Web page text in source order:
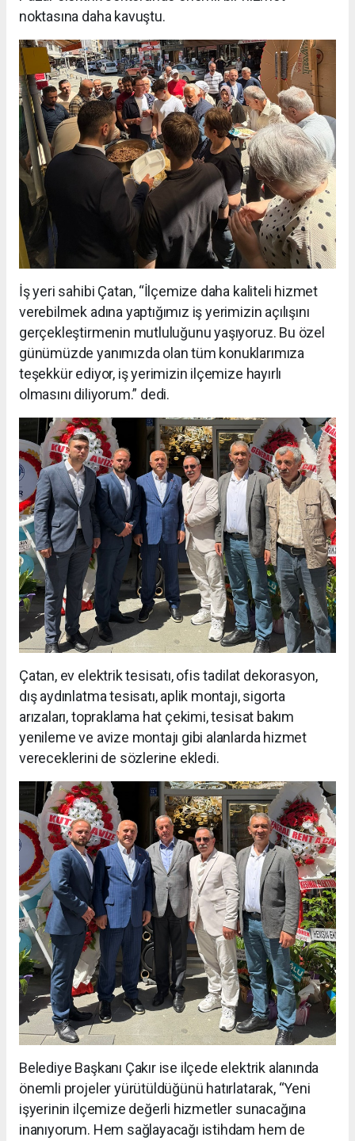
noktasına daha kavuştu.
İş yeri sahibi Çatan, “İlçemize daha kaliteli hizmet
verebilmek adına yaptığımız iş yerimizin açılışını
gerçekleştirmenin mutluluğunu yaşıyoruz. Bu özel
günümüzde yanımızda olan tüm konuklarımıza
teşekkür ediyor, iş yerimizin ilçemize hayırlı
olmasını diliyorum.” dedi.
Çatan, ev elektrik tesisatı, ofis tadilat dekorasyon,
dış aydınlatma tesisatı, aplik montajı, sigorta
arızaları, topraklama hat çekimi, tesisat bakım
yenileme ve avize montajı gibi alanlarda hizmet
vereceklerini de sözlerine ekledi.
Belediye Başkanı Çakır ise ilçede elektrik alanında
önemli projeler yürütüldüğünü hatırlatarak, “Yeni
işyerinin ilçemize değerli hizmetler sunacağına
inanıyorum. Hem sağlayacağı istihdam hem de